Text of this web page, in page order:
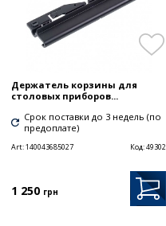
Держатель корзины для
столовых приборов...
Срок поставки до 3 недель (по
предоплате)
Art:140043685027 Код:49302
1 250 грн